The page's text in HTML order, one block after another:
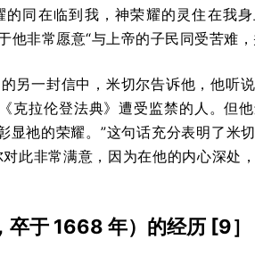
同在临到我，神荣耀的灵住在我
他非常愿意“与上帝的子民同受苦难
一封信中，米切尔告诉他，他听
拉伦登法典》遭受监禁的人。但
祂的荣耀。”这句话充分表明了米
此非常满意，因为在他的内心深处
卒于 1668 年）的经历 [9］